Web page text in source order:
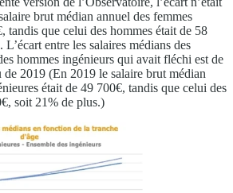
brut médian annuel des femmes
tandis que celui des hommes était de 58
entre les salaires médians des
hommes ingénieurs qui avait fléchi est de
2019 (En 2019 le salaire brut médian
était de 49 700€, tandis que celui des
soit 21% de plus.)